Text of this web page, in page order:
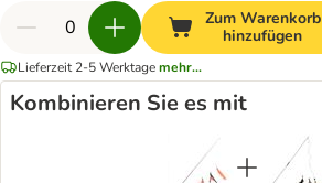
Zum Warenkorb
hinzufügen
Lieferzeit 2-5 Werktagemehr...
Kombinieren Sie es mit